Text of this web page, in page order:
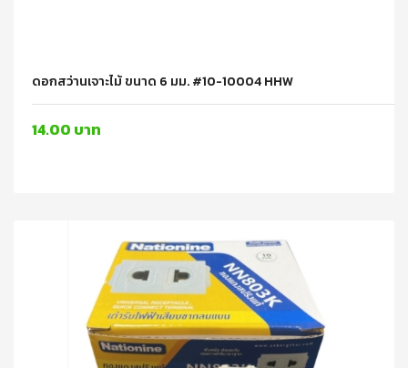
ดอกสว่านเจาะไม้ ขนาด 6 มม. #10-10004 HHW
14.00 บาท